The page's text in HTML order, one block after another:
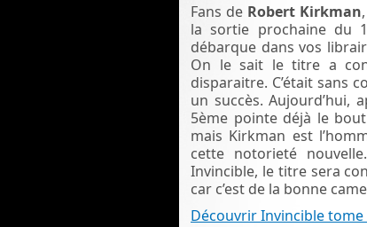
Fans de Robert Kirkman
la sortie prochaine du
débarque dans vos
On le sait le titre a
disparaitre. C’était sans
un succès. Aujourd’hui,
5ème pointe déjà le
mais Kirkman est
cette notorieté
Invincible, le titre sera
car c’est de la bonne
Découvrir Invincible tome